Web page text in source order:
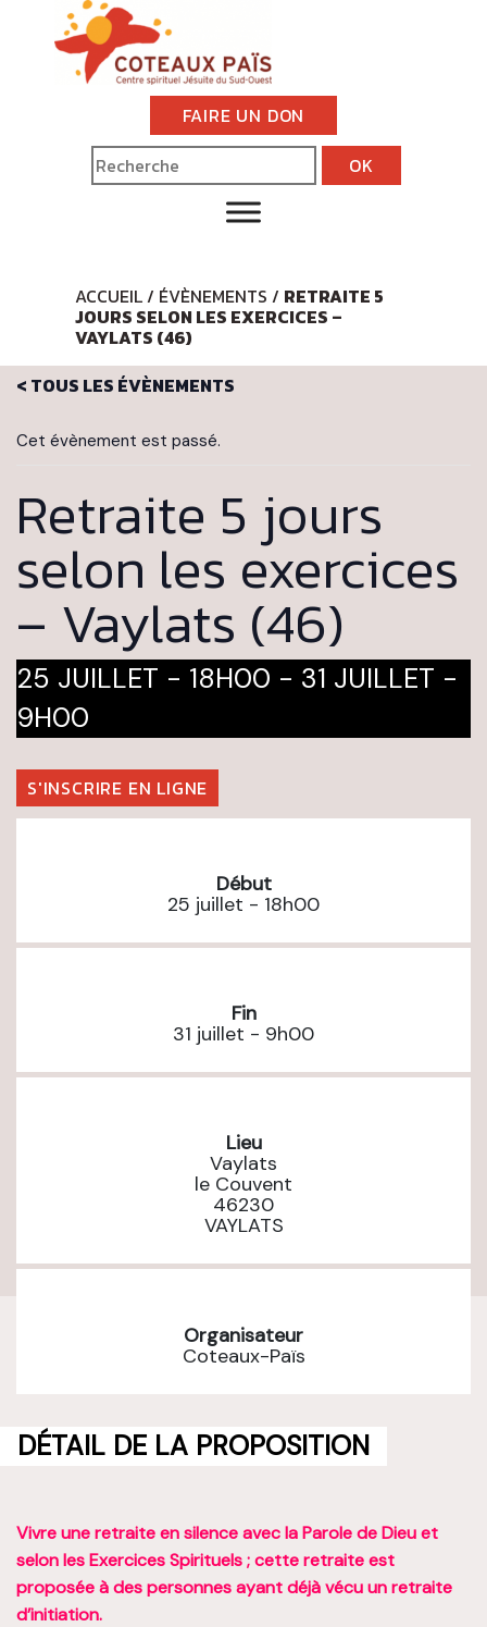
FAIRE UN DON
ACCUEIL/ ÉVÈNEMENTS / RETRAITE 5
JOURS SELON LES EXERCICES –
VAYLATS (46)
< TOUS LES ÉVÈNEMENTS
Cet évènement est passé.
Retraite 5 jours
selon les exercices
– Vaylats (46)
25 JUILLET - 18H00 - 31 JUILLET -
9H00
S'INSCRIRE EN LIGNE
Début
25 juillet - 18h00
Fin
31 juillet - 9h00
Lieu
Vaylats
le Couvent
46230
VAYLATS
Organisateur
Coteaux-Païs
DÉTAIL DE LA PROPOSITION
Vivre une retraite en silence avec la Parole de Dieu et
selon les Exercices Spirituels ; cette retraite est
proposée à des personnes ayant déjà vécu un retraite
d’initiation.